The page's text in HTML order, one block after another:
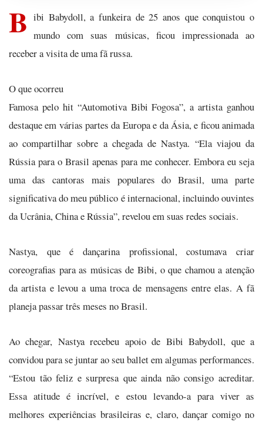
B ibi Babydoll, a funkeira de 25 anos que conquistou o
mundo com suas músicas, ficou impressionada ao
receber a visita de uma fã russa.
O que ocorreu
Famosa pelo hit “Automotiva Bibi Fogosa”, a artista ganhou
destaque em várias partes da Europa e da Ásia, e ficou animada
ao compartilhar sobre a chegada de Nastya. “Ela viajou da
Rússia para o Brasil apenas para me conhecer. Embora eu seja
uma das cantoras mais populares do Brasil, uma parte
significativa do meu público é internacional, incluindo ouvintes
da Ucrânia, China e Rússia”, revelou em suas redes sociais.
Nastya, que é dançarina profissional, costumava criar
coreografias para as músicas de Bibi, o que chamou a atenção
da artista e levou a uma troca de mensagens entre elas. A fã
planeja passar três meses no Brasil.
Ao chegar, Nastya recebeu apoio de Bibi Babydoll, que a
convidou para se juntar ao seu ballet em algumas performances.
“Estou tão feliz e surpresa que ainda não consigo acreditar.
Essa atitude é incrível, e estou levando-a para viver as
melhores experiências brasileiras e, claro, dançar comigo no